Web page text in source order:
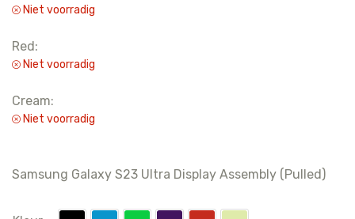
Niet voorradig
Red:
Niet voorradig
Cream:
Niet voorradig
Samsung Galaxy S23 Ultra Display Assembly (Pulled)